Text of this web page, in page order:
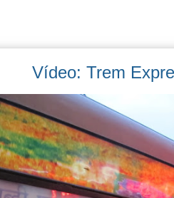
Vídeo: Trem